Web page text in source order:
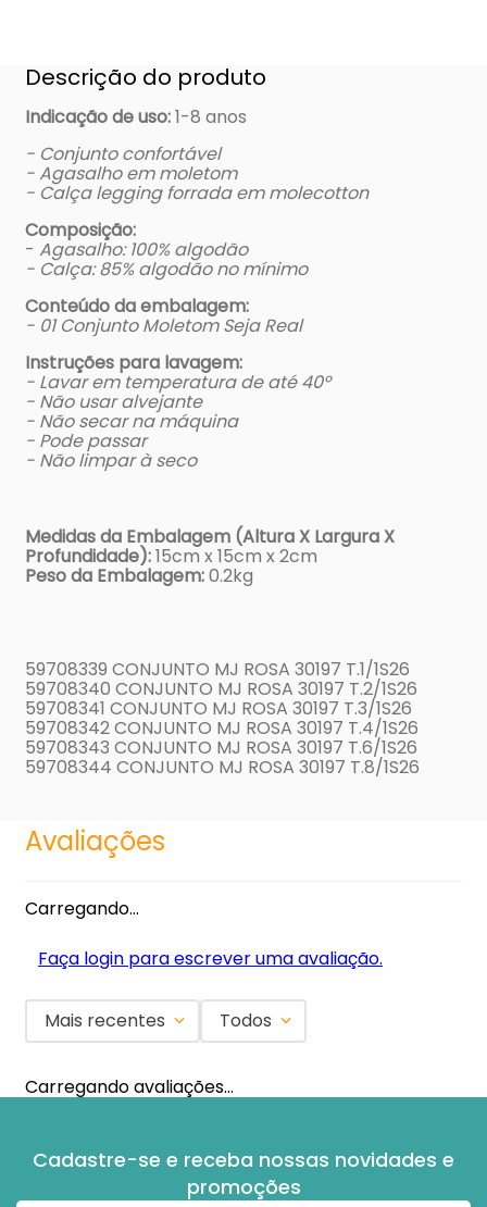
Descrição do produto
Indicação de uso:1-8 anos
- Conjunto confortável
- Agasalho em moletom
- Calça legging forrada em molecotton
Composição:
- Agasalho: 100% algodão
- Calça: 85% algodão no mínimo
Conteúdo da embalagem:
- 01 Conjunto Moletom Seja Real
Instruções para lavagem:
- Lavar em temperatura de até 40º
- Não usar alvejante
- Não secar na máquina
- Pode passar
- Não limpar à seco
Medidas da Embalagem (Altura X Largura X
Profundidade):15cm x 15cm x 2cm
Peso da Embalagem:0.2kg
59708339 CONJUNTO MJ ROSA 30197 T.1/1S26
59708340 CONJUNTO MJ ROSA 30197 T.2/1S26
59708341 CONJUNTO MJ ROSA 30197 T.3/1S26
59708342 CONJUNTO MJ ROSA 30197 T.4/1S26
59708343 CONJUNTO MJ ROSA 30197 T.6/1S26
59708344 CONJUNTO MJ ROSA 30197 T.8/1S26
Avaliações
Carregando…
Faça login para escrever uma avaliação.
Mais recentes Todos
Carregando avaliações…
Cadastre-se e receba nossas novidades e
promoções